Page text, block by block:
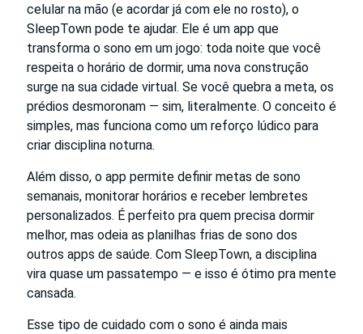
celular na mão (e acordar já com ele no rosto), o
SleepTown pode te ajudar. Ele é um app que
transforma o sono em um jogo: toda noite que você
respeita o horário de dormir, uma nova construção
surge na sua cidade virtual. Se você quebra a meta, os
prédios desmoronam — sim, literalmente. O conceito é
simples, mas funciona como um reforço lúdico para
criar disciplina noturna.
Além disso, o app permite definir metas de sono
semanais, monitorar horários e receber lembretes
personalizados. É perfeito pra quem precisa dormir
melhor, mas odeia as planilhas frias de sono dos
outros apps de saúde. Com SleepTown, a disciplina
vira quase um passatempo — e isso é ótimo pra mente
cansada.
Esse tipo de cuidado com o sono é ainda mais